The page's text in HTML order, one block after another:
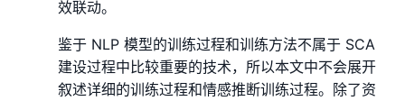
效联动。
鉴于 NLP 模型的训练过程和训练方法不属于 SCA
建设过程中比较重要的技术，所以本文中不会展开
叙述详细的训练过程和情感推断训练过程。除了资